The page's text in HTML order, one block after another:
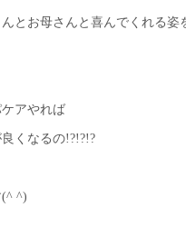
とお母さんと喜んでくれる姿
アやれば
くなるの!?!?!?
(^ ^)